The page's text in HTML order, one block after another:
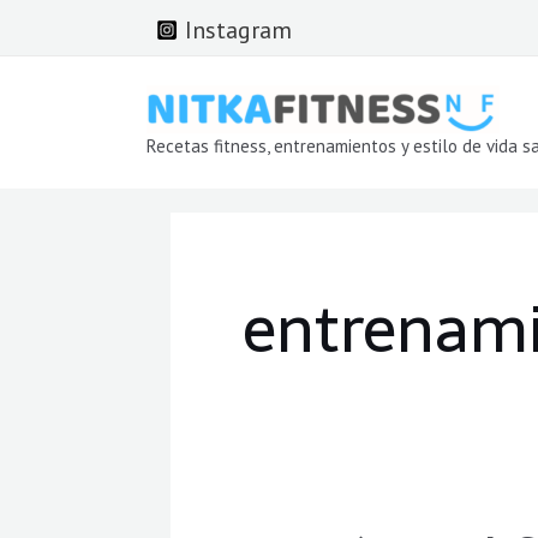
Instagram
Recetas fitness, entrenamientos y estilo de vida